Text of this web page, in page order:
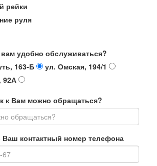
рейки
руля
вам удобно обслуживаться?
163-Б
ул. Омская, 194/1
92А
к Вам можно обращаться?
Ваш контактный номер телефона